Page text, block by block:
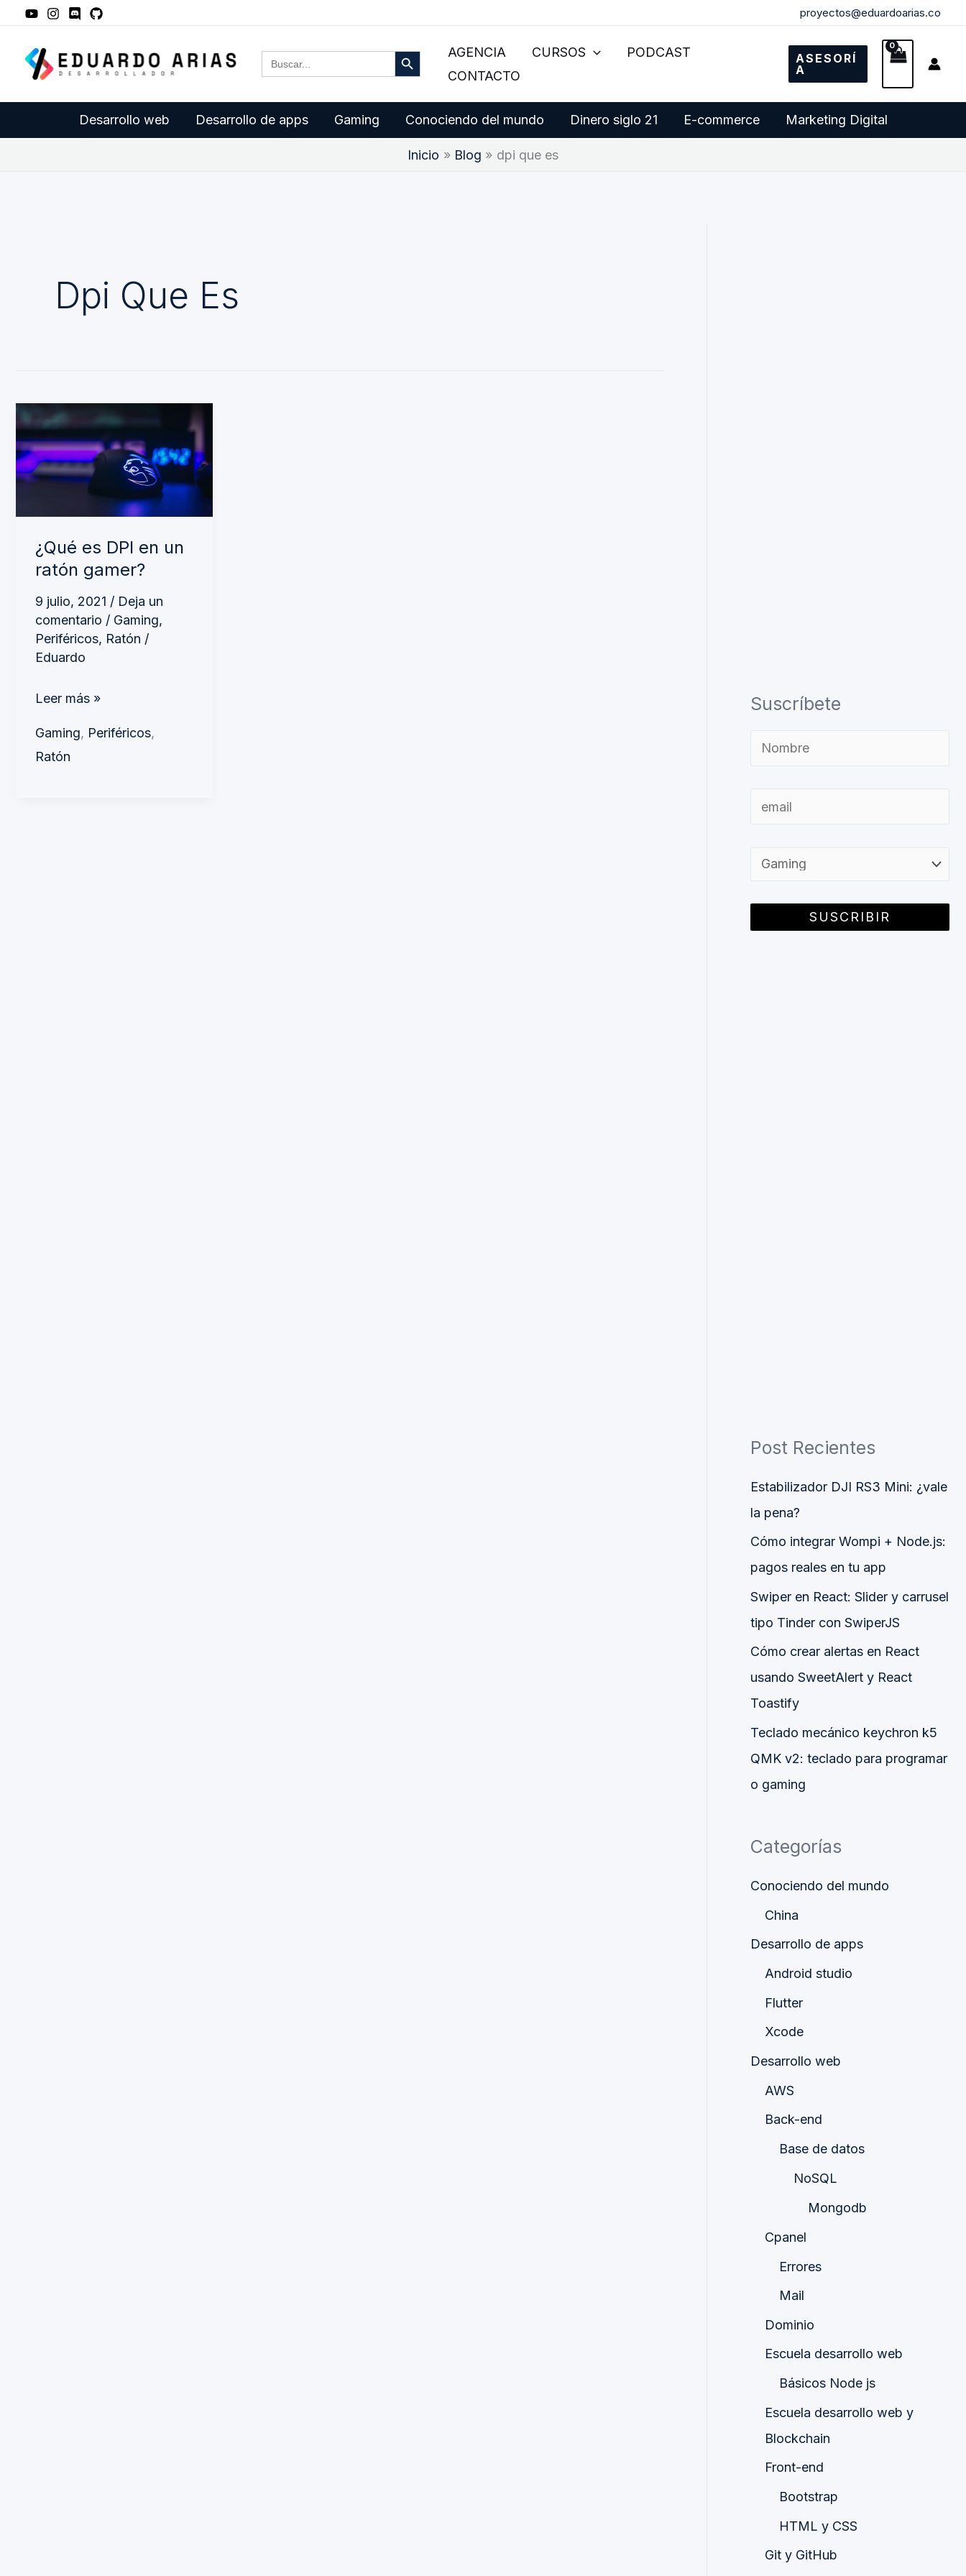
contenido
proyectos@eduardoarias.co
Buscar: Botón de búsquedaAGENCIA CURSOS
PODCAST
CONTACTO
ASESORÍ
A
Desarrollo web Desarrollo de apps Gaming Conociendo del mundo Dinero siglo 21 E-commerce Marketing Digital
Inicio Blog dpi que es
Dpi Que Es
¿Qué es DPI en un
ratón gamer?
9 julio, 2021 / Deja un
comentario / Gaming,
Periféricos, Ratón /
Eduardo
¿Qué
es
DPI
en
gamer?
Leer más »
Gaming, Periféricos,
Ratón
Suscríbete
Post Recientes
Estabilizador DJI RS3 Mini: ¿vale
la pena?
Cómo integrar Wompi + Node.js:
pagos reales en tu app
Swiper en React: Slider y carrusel
tipo Tinder con SwiperJS
Cómo crear alertas en React
usando SweetAlert y React
Toastify
Teclado mecánico keychron k5
QMK v2: teclado para programar
o gaming
Categorías
Conociendo del mundo
China
Desarrollo de apps
Android studio
Flutter
Xcode
Desarrollo web
AWS
Back-end
Base de datos
NoSQL
Mongodb
Cpanel
Errores
Mail
Dominio
Escuela desarrollo web
Básicos Node js
Escuela desarrollo web y
Blockchain
Front-end
Bootstrap
HTML y CSS
Git y GitHub